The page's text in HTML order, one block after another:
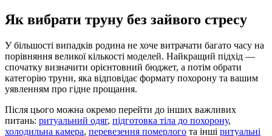
Як вибрати труну без зайвого стресу
У більшості випадків родина не хоче витрачати багато часу на
порівняння великої кількості моделей. Найкращий підхід —
спочатку визначити орієнтовний бюджет, а потім обрати
категорію труни, яка відповідає формату похорону та вашим
уявленням про гідне прощання.
Після цього можна окремо перейти до інших важливих
питань: ритуальний одяг, підготовка тіла до похорону,
холодильна камера, перевезення померлого та інші ритуальні